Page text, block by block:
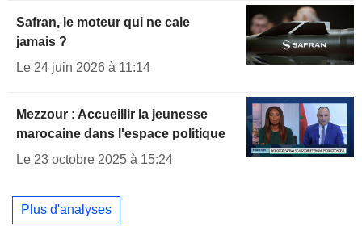
Safran, le moteur qui ne cale
jamais ?
Le 24 juin 2026 à 11:14
Mezzour : Accueillir la jeunesse
marocaine dans l'espace politique
Le 23 octobre 2025 à 15:24
Plus d'analyses